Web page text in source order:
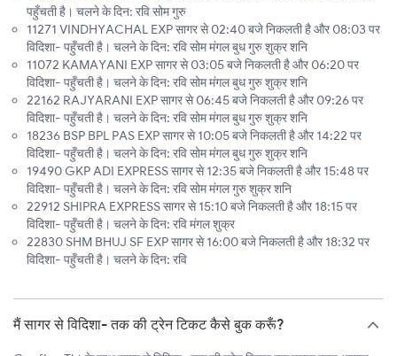
पहुँचती है। चलने के दिन: रवि सोम गुरु
11271 VINDHYACHAL EXP सागर से 02:40 बजे निकलती है और 08:03 पर
विदिशा- पहुँचती है। चलने के दिन: रवि सोम मंगल बुध गुरु शुक्र शनि
11072 KAMAYANI EXP सागर से 03:05 बजे निकलती है और 06:20 पर
विदिशा- पहुँचती है। चलने के दिन: रवि सोम मंगल बुध गुरु शुक्र शनि
22162 RAJYARANI EXP सागर से 06:45 बजे निकलती है और 09:26 पर
विदिशा- पहुँचती है। चलने के दिन: रवि सोम मंगल बुध गुरु शुक्र शनि
18236 BSP BPL PAS EXP सागर से 10:05 बजे निकलती है और 14:22 पर
विदिशा- पहुँचती है। चलने के दिन: रवि सोम मंगल बुध गुरु शुक्र शनि
19490 GKP ADI EXPRESS सागर से 12:35 बजे निकलती है और 15:48 पर
विदिशा- पहुँचती है। चलने के दिन: रवि सोम मंगल गुरु शुक्र शनि
22912 SHIPRA EXPRESS सागर से 15:10 बजे निकलती है और 18:15 पर
विदिशा- पहुँचती है। चलने के दिन: रवि मंगल शुक्र
22830 SHM BHUJ SF EXP सागर से 16:00 बजे निकलती है और 18:32 पर
विदिशा- पहुँचती है। चलने के दिन: रवि
मैं सागर से विदिशा- तक की ट्रेन टिकट कैसे बुक करूँ?